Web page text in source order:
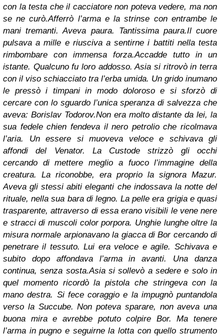
con la testa che il cacciatore non poteva vedere, ma non
se ne curò.Afferrò l’arma e la strinse con entrambe le
mani tremanti. Aveva paura. Tantissima paura.Il cuore
pulsava a mille e riusciva a sentirne i battiti nella testa
rimbombare con immensa forza.Accadde tutto in un
istante. Qualcuno fu loro addosso. Asia si ritrovò in terra
con il viso schiacciato tra l’erba umida. Un grido inumano
le pressò i timpani in modo doloroso e si sforzò di
cercare con lo sguardo l’unica speranza di salvezza che
aveva: Borislav Todorov.Non era molto distante da lei, la
sua fedele chien fendeva il nero petrolio che ricolmava
l’aria. Un essere si muoveva veloce e schivava gli
affondi del Venator. La Custode strizzò gli occhi
cercando di mettere meglio a fuoco l’immagine della
creatura. La riconobbe, era proprio la signora Mazur.
Aveva gli stessi abiti eleganti che indossava la notte del
rituale, nella sua bara di legno. La pelle era grigia e quasi
trasparente, attraverso di essa erano visibili le vene nere
e stracci di muscoli color porpora. Unghie lunghe oltre la
misura normale arpionavano la giacca di Bor cercando di
penetrare il tessuto. Lui era veloce e agile. Schivava e
subito dopo affondava l’arma in avanti. Una danza
continua, senza sosta.Asia si sollevò a sedere e solo in
quel momento ricordò la pistola che stringeva con la
mano destra. Si fece coraggio e la impugnò puntandola
verso la Succube. Non poteva sparare, non aveva una
buona mira e avrebbe potuto colpire Bor. Ma tenere
l’arma in pugno e seguirne la lotta con quello strumento